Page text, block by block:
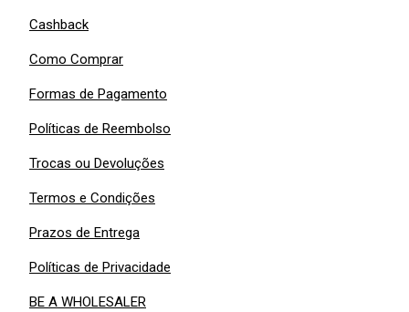
Cashback
Como Comprar
Formas de Pagamento
Políticas de Reembolso
Trocas ou Devoluções
Termos e Condições
Prazos de Entrega
Políticas de Privacidade
BE A WHOLESALER